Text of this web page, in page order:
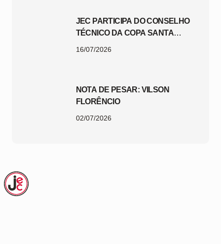
JEC PARTICIPA DO CONSELHO
TÉCNICO DA COPA SANTA
16/07/2026
NOTA DE PESAR: VILSON
FLORÊNCIO
02/07/2026